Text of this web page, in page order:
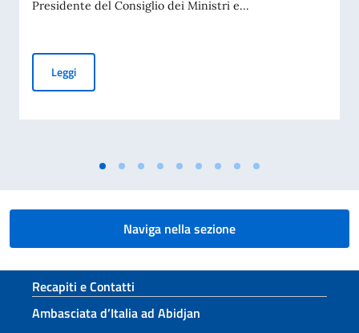
Presidente del Consiglio dei Ministri e...
LeggiGiornata nazionale del sacrificio del lavoro italiano nel
Naviga nella sezione
Sezione footer
Recapiti e Contatti
Ambasciata d’Italia ad Abidjan